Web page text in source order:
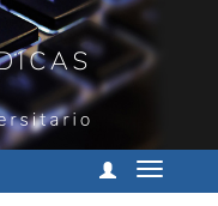
Cambiar